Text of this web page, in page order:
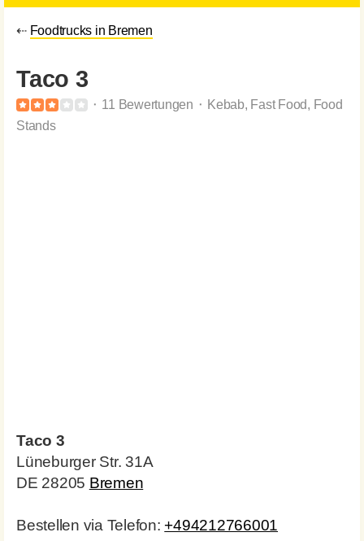
⇠ Foodtrucks in Bremen
Taco 3
⬝ 11 Bewertungen ⬝ Kebab, Fast Food, Food
Stands
Taco 3
Lüneburger Str. 31A
DE 28205 Bremen
Bestellen via Telefon: +494212766001